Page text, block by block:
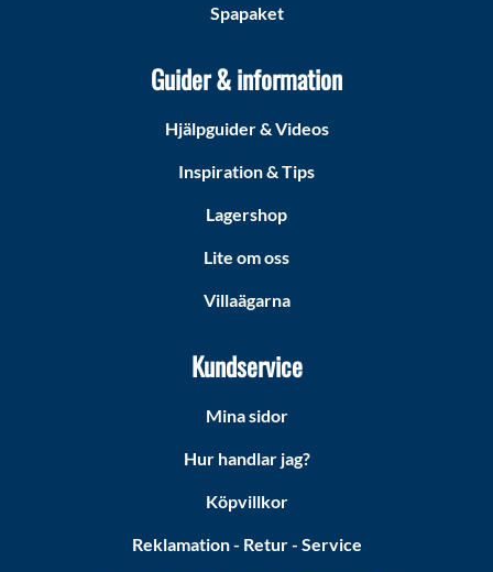
Spapaket
Guider & information
Hjälpguider & Videos
Inspiration & Tips
Lagershop
Lite om oss
Villaägarna
Kundservice
Mina sidor
Hur handlar jag?
Köpvillkor
Reklamation - Retur - Service